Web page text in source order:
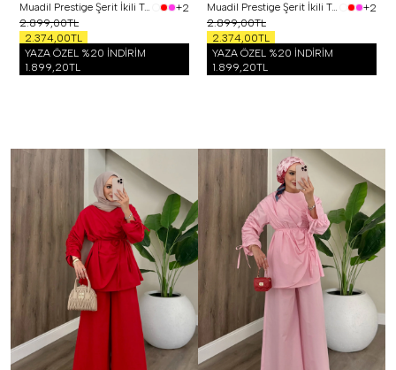
Muadil Prestige Şerit İkili Takım Kırmızı
+2
2.899,00TL
2.374,00TL
YAZA ÖZEL %20 İNDİRİM
1.899,20TL
Muadil Prestige Şerit İkili Takım Beyaz
+2
2.899,00TL
2.374,00TL
YAZA ÖZEL %20 İNDİRİM
1.899,20TL